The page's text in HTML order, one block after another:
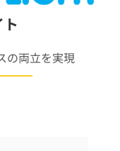
の両立を実現